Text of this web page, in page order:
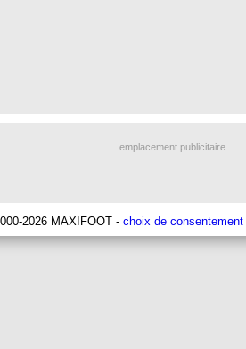
emplacement publicitaire
2026 MAXIFOOT - choix de consentement